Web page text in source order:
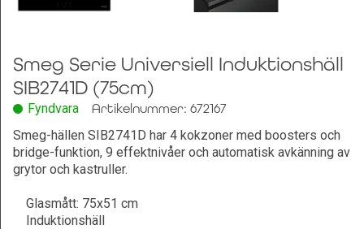
Smeg Serie Universiell Induktionshäll
SIB2741D (75cm)
Fyndvara
Artikelnummer: 672167
Smeg-hällen SIB2741D har 4 kokzoner med boosters och
bridge-funktion, 9 effektnivåer och automatisk avkänning av
grytor och kastruller.
Glasmått: 75x51 cm
Induktionshäll